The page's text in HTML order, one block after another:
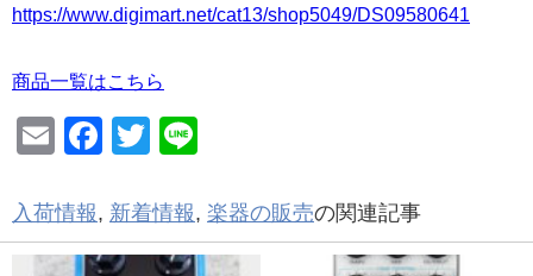
https://www.digimart.net/cat13/shop5049/DS09580641
商品一覧はこちら
EmailFacebook
Twitter
入荷情報, 新着情報, 楽器の販売の関連記事